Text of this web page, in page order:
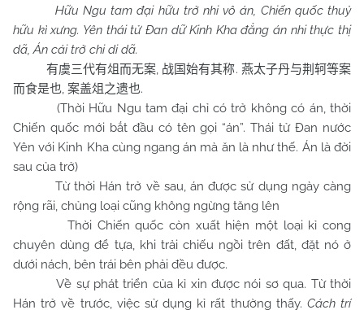
Hữu Ngu tam đại hữu trở nhi vô án, Chiến quốc thuỷ
hữu kì xưng. Yên thái tử Đan dữ Kinh Kha đẳng án nhi thực thị
dã, Án cái trở chi di dã.
有虞三代有俎而无案, 战国始有其称. 燕太子丹与荆轲等案
而食是也, 案盖俎之遗也.
(Thời Hữu Ngu tam đại chỉ có trở không có án, thời
Chiến quốc mới bắt đầu có tên gọi “án”. Thái tử Đan nước
Yên với Kinh Kha cùng ngang án mà ăn là như thế. Án là đời
sau của trở)
Từ thời Hán trở về sau, án được sử dụng ngày càng
rộng rãi, chủng loại cũng không ngừng tăng lên
Thời Chiến quốc còn xuất hiện một loại kỉ cong
chuyên dùng để tựa, khi trải chiếu ngồi trên đất, đặt nó ở
dưới nách, bên trái bên phải đều được.
Về sự phát triển của kỉ xin được nói sơ qua. Từ thời
Hán trở về trước, việc sử dụng kỉ rất thường thấy. Cách trí